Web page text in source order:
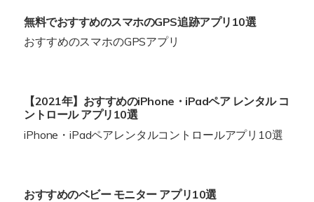
無料でおすすめのスマホのGPS追跡アプリ10選
おすすめのスマホのGPSアプリ
【2021年】おすすめのiPhone・iPadペア レンタル コ
ントロール アプリ10選
iPhone・iPadペアレンタルコントロールアプリ10選
おすすめのベビー モニター アプリ10選